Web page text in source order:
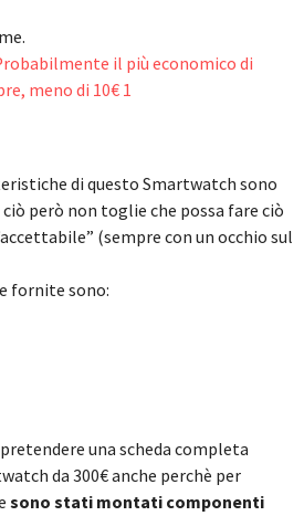
di questo Smartwatch sono
però non toglie che possa fare ciò
(sempre con un occhio sul
fornite sono:
una scheda completa
da 300€ anche perchè per
sono stati montati componenti